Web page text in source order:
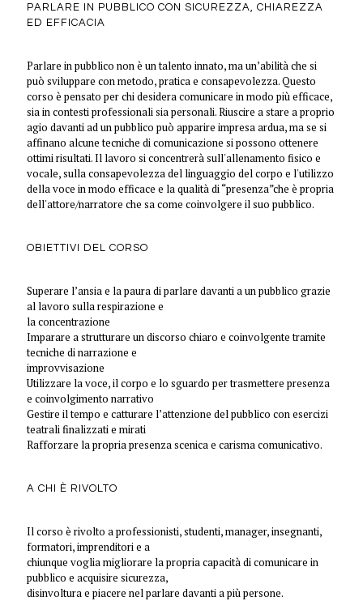
PARLARE IN PUBBLICO CON SICUREZZA, CHIAREZZA
ED EFFICACIA
Parlare in pubblico non è un talento innato, ma un’abilità che si
può sviluppare con metodo, pratica e consapevolezza. Questo
corso è pensato per chi desidera comunicare in modo più efficace,
sia in contesti professionali sia personali. Riuscire a stare a proprio
agio davanti ad un pubblico può apparire impresa ardua, ma se si
affinano alcune tecniche di comunicazione si possono ottenere
ottimi risultati. Il lavoro si concentrerà sull'allenamento fisico e
vocale, sulla consapevolezza del linguaggio del corpo e l'utilizzo
della voce in modo efficace e la qualità di “presenza”che è propria
dell'attore/narratore che sa come coinvolgere il suo pubblico.
OBIETTIVI DEL CORSO
Superare l’ansia e la paura di parlare davanti a un pubblico grazie
al lavoro sulla respirazione e
la concentrazione
Imparare a strutturare un discorso chiaro e coinvolgente tramite
tecniche di narrazione e
improvvisazione
Utilizzare la voce, il corpo e lo sguardo per trasmettere presenza
e coinvolgimento narrativo
Gestire il tempo e catturare l’attenzione del pubblico con esercizi
teatrali finalizzati e mirati
Rafforzare la propria presenza scenica e carisma comunicativo.
A CHI È RIVOLTO
Il corso è rivolto a professionisti, studenti, manager, insegnanti,
formatori, imprenditori e a
chiunque voglia migliorare la propria capacità di comunicare in
pubblico e acquisire sicurezza,
disinvoltura e piacere nel parlare davanti a più persone.